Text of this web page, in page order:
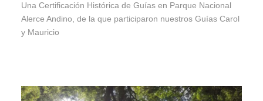
Una Certificación Histórica de Guías en Parque Nacional
Alerce Andino, de la que participaron nuestros Guías Carol
y Mauricio